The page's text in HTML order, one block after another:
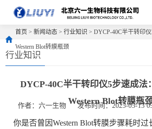
首页 >新闻动态 >行业知识 > DYCP-40C半干转印
Western Blot转膜瓶颈
行业知识
DYCP-40C半干转印仪5步速成法
Western Blot转膜瓶
作者：六一生物 发布时间：2025-05-13
你是否曾因Western Blot转膜步骤耗时过